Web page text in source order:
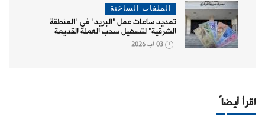
الملفات الساخنة
تمديد ساعات عمل "البريد" في "المنطقة
الشرقية" لتسهيل سحب العملة القديمة
03 آب 2026
اقرأ أيضاً